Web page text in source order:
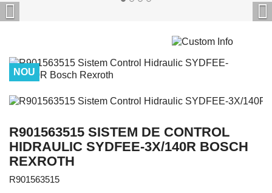
 
NOU
R901563515 SISTEM DE CONTROL
HIDRAULIC SYDFEE-3X/140R BOSCH
REXROTH
R901563515